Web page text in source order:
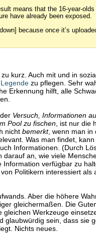
means that the 16-year-
have already been exposed.
because once it’s
kurz. Auch mit und in
Legende zu pflegen. Sehr
Erkennung hilft, alle
Versuch, Informationen
Pool zu fischen , ist nur die
nichtbemerkt, wenn man in
Was man findet,
Informationen. (Durch
darauf an, wie viele
Information verfügbar zu
Politikern interessiert als
Aber die höhere
gleichermaßen. Die
Werkzeuge
glaubwürdig sein, dass sie
Nichts neues.